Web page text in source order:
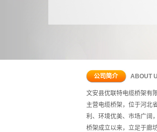
公司简介 ABOUT
文安县优联特电缆桥架有
主营电缆桥架，位于河北
利、环境优美、市场广阔
桥架成立以来，立足于廊